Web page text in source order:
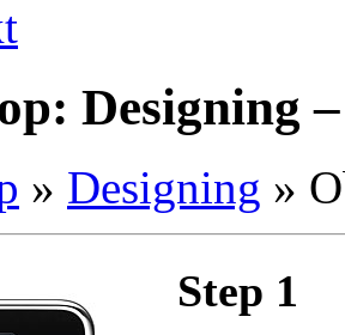
Designing
» Designing »
Step 1